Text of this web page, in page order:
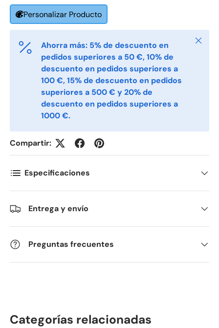
Telefon
Postnummer *
Antall *
Kommentarer
Personalizar Producto
Ahorra más: 5% de descuento en
pedidos superiores a 50 €, 10% de
descuento en pedidos superiores a
100 €, 15% de descuento en pedidos
superiores a 500 € y 20% de
descuento en pedidos superiores a
1000 €.
Cerrar
Compartir:
Especificaciones
Entrega y envío
Preguntas frecuentes
Categorías relacionadas